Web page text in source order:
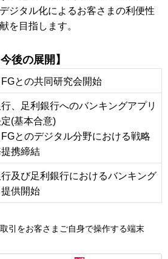
ジタル化によるお客さまの利便性
を目指します。
後の展開】
との共同研究会開始
、足利銀行へのバンキングアプリ
(基本合意)
とのデジタル分野における戦略
携締結
及び足利銀行におけるバンキング
供開始
引をお客さまご自身で操作する端末